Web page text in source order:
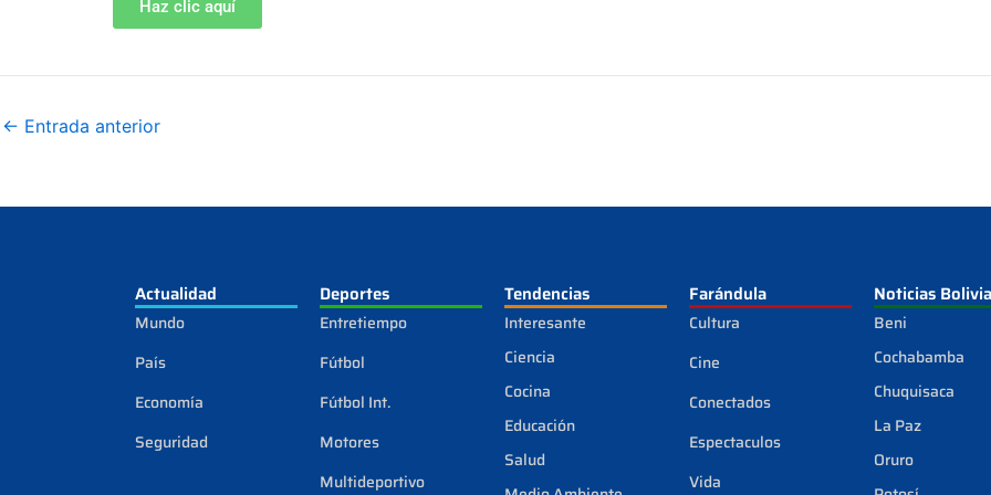
Haz clic aquí
← Entrada anterior
Actualidad
Mundo
País
Economía
Seguridad
Deportes
Entretiempo
Fútbol
Fútbol Int.
Motores
Multideportivo
Tendencias
Interesante
Ciencia
Cocina
Educación
Salud
Farándula
Cultura
Cine
Conectados
Espectaculos
Vida
Noticias Bolivia
Beni
Cochabamba
Chuquisaca
La Paz
Oruro